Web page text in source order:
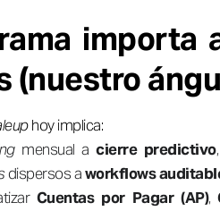
importa
(nuestro
hoy implica:
mensual acierre predictivo
dispersos aworkflows
Cuentas por Pagar (AP),